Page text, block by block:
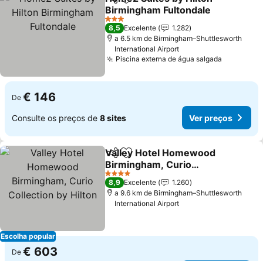
PartilharAdicionar aos favoritos
Birmingham Fultondale
Ver preços
3 Estrelas
8,5 Excelente
1.282
a 6.5 km de Birmingham–Shuttlesworth
International Airport
Piscina externa de água salgada
De € 146
Consulte os preços de 8 sites Ver preços
Escolha popular
PartilharAdicionar aos favoritos
Valley Hotel Homewood
Birmingham, Curio
Collection by Hilton
Ver preços
4 Estrelas
8,9 Excelente
1.260
a 9.6 km de Birmingham–Shuttlesworth
International Airport
De € 603